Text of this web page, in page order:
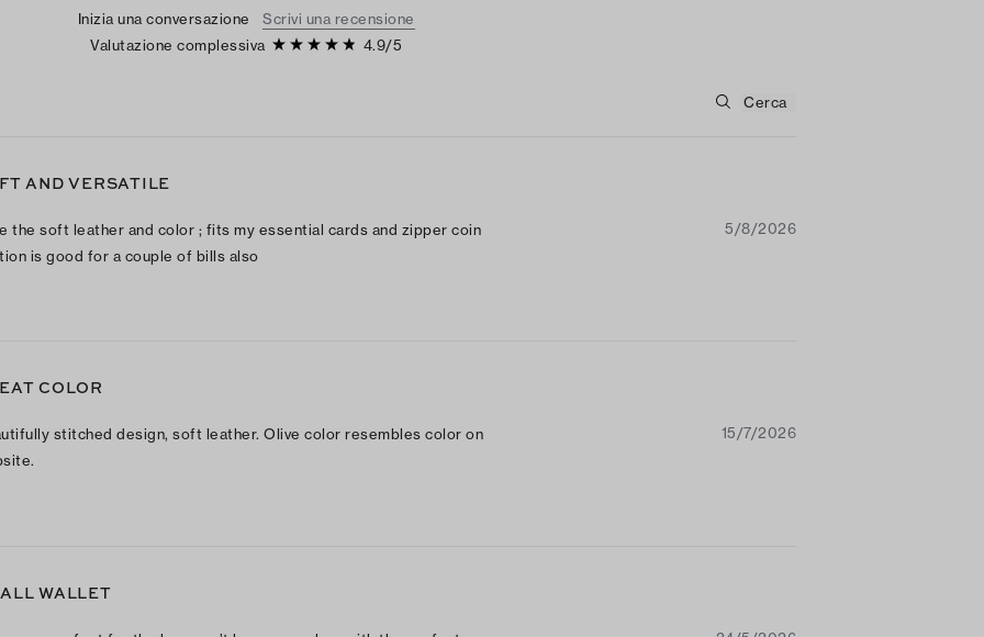
Inizia una conversazione
Scrivi una recensione
Valutazione complessiva
4.9/5
AND VERSATILE
the soft leather and color ; fits my essential cards and zipper coin
is good for a couple of bills also
5/8/2026
COLOR
stitched design, soft leather. Olive color resembles color on
15/7/2026
WALLET